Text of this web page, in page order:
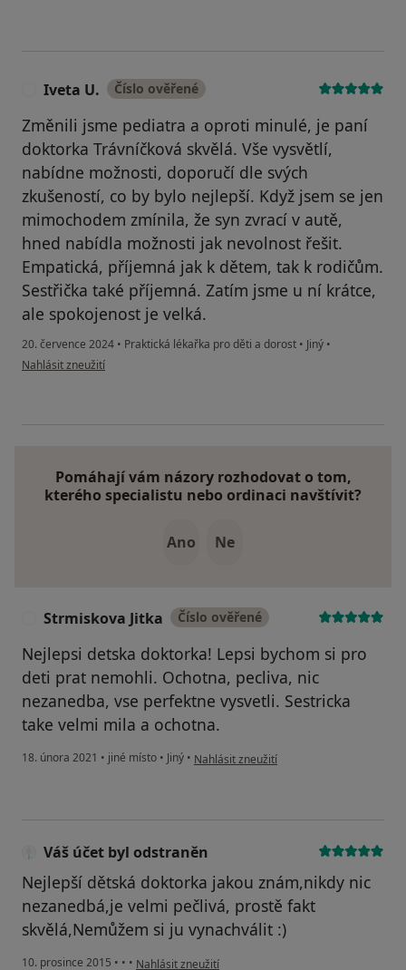
Iveta U. Číslo ověřené
Změnili jsme pediatra a oproti minulé, je paní
doktorka Trávníčková skvělá. Vše vysvětlí,
nabídne možnosti, doporučí dle svých
zkušeností, co by bylo nejlepší. Když jsem se jen
mimochodem zmínila, že syn zvrací v autě,
hned nabídla možnosti jak nevolnost řešit.
Empatická, příjemná jak k dětem, tak k rodičům.
Sestřička také příjemná. Zatím jsme u ní krátce,
ale spokojenost je velká.
20. července 2024 • Praktická lékařka pro děti a dorost • Jiný •
podle názoru uživatele Iveta U.
Nahlásit zneužití
Pomáhají vám názory rozhodovat o tom,
kterého specialistu nebo ordinaci navštívit?
Ano Ne
Strmiskova Jitka Číslo ověřené
Nejlepsi detska doktorka! Lepsi bychom si pro
deti prat nemohli. Ochotna, pecliva, nic
nezanedba, vse perfektne vysvetli. Sestricka
take velmi mila a ochotna.
18. února 2021 • jiné místo • Jiný • podle názoru uživatele Strmiskova Jitka
Nahlásit zneužití
Váš účet byl odstraněn
Nejlepší dětská doktorka jakou znám,nikdy nic
nezanedbá,je velmi pečlivá, prostě fakt
skvělá,Nemůžem si ju vynachválit :)
10. prosince 2015 • • • podle názoru uživatele Váš účet byl odstraněn
Nahlásit zneužití